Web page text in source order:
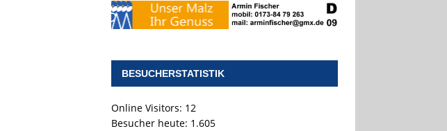
BESUCHERSTATISTIK
Online Visitors: 12
Besucher heute: 1.605